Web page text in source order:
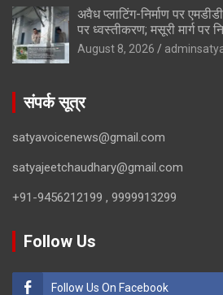
अवैध प्लाटिंग-निर्माण पर
पर ध्वस्तीकरण; मसूरी मार्ग पर
August 8, 2026
संपर्क सूत्र
satyavoicenews@gmail.com
satyajeetchaudhary@gmail.com
+91-9456212199 , 9999913299
Follow Us
Follow Us On Facebook